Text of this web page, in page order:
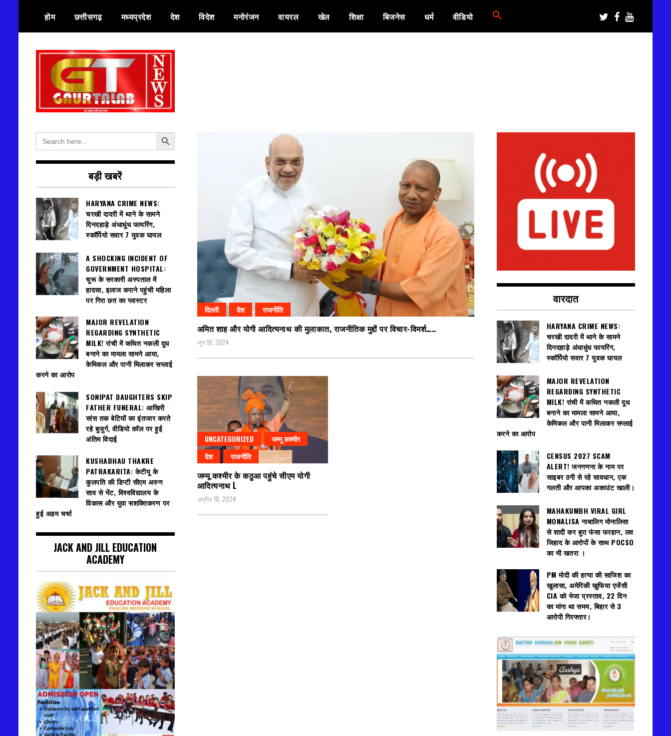
content
होम छत्तीसगढ़ मध्यप्रदेश देश विदेश मनोरंजन वायरल खेल शिक्षा बिजनेस धर्म वीडियो
गौरतलब न्यूज
दिल्ली देश राजनीति
अमित शाह और योगी आदित्यनाथ की मुलाकात, राजनीतिक मुद्दों पर विचार-विमर्श…..
जून 10, 2024
UNCATEGORIZED
जम्मू कश्मीर
देश
राजनीति
जम्मू कश्मीर के कठुआ पहुंचे सीएम योगी
आदित्यनाथ L
अप्रैल 10, 2024
Search
for:
Search Button
बड़ी खबरें
HARYANA CRIME NEWS:
चरखी दादरी में थाने के सामने
दिनदहाड़े अंधाधुंध फायरिंग,
स्कॉर्पियो सवार 7 युवक घायल
A SHOCKING INCIDENT OF
GOVERNMENT HOSPITAL:
चूरू के सरकारी अस्पताल में
हादसा, इलाज कराने पहुंची महिला
पर गिरा छत का प्लास्टर
MAJOR REVELATION
REGARDING SYNTHETIC
MILK! रांची में कथित नकली दूध
बनाने का मामला सामने आया,
केमिकल और पानी मिलाकर सप्लाई
करने का आरोप
SONIPAT DAUGHTERS SKIP
FATHER FUNERAL: आखिरी
सांस तक बेटियों का इंतजार करते
रहे बुजुर्ग, वीडियो कॉल पर हुई
अंतिम विदाई
KUSHABHAU THAKRE
PATRAKARITA: केटीयू के
कुलपति की डिप्टी सीएम अरुण
साव से भेंट, विश्वविद्यालय के
विकास और युवा सशक्तिकरण पर
हुई अहम चर्चा
JACK AND JILL EDUCATION
ACADEMY
वारदात
HARYANA CRIME NEWS:
चरखी दादरी में थाने के सामने
दिनदहाड़े अंधाधुंध फायरिंग,
स्कॉर्पियो सवार 7 युवक घायल
MAJOR REVELATION
REGARDING SYNTHETIC
MILK! रांची में कथित नकली दूध
बनाने का मामला सामने आया,
केमिकल और पानी मिलाकर सप्लाई
करने का आरोप
CENSUS 2027 SCAM
ALERT! जनगणना के नाम पर
साइबर ठगी से रहे सावधान, एक
गलती और आपका अकाउंट खाली।
MAHAKUMBH VIRAL GIRL
MONALISA नाबालिग मोनालिसा
से शादी कर बुरा फंसा फरहान, लव
जिहाद के आरोपों के साथ POCSO
का भी खतरा ।
PM मोदी की हत्या की साजिश का
खुलासा, अमेरिकी खुफिया एजेंसी
CIA को भेजा प्रस्ताव, 22 दिन
का मांगा था समय, बिहार से 3
आरोपी गिरफ्तार।